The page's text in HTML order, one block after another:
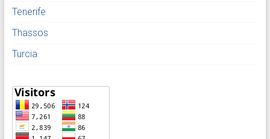
Tenerife
Thassos
Turcia